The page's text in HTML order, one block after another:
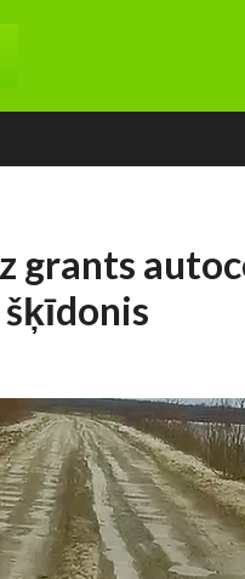
grants